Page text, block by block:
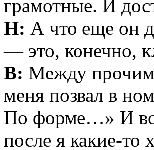
грамотные. И
Н: А что еще он
— это, конечно,
В: Между
меня позвал в
По форме…» И
после я какие-